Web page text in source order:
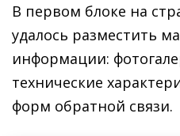
В первом блоке на
удалось разместить
информации:
технические
форм обратной связи.